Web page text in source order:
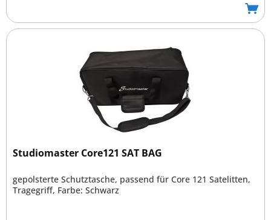
Studiomaster Core121 SAT BAG
gepolsterte Schutztasche, passend für Core 121 Satelitten,
Tragegriff, Farbe: Schwarz